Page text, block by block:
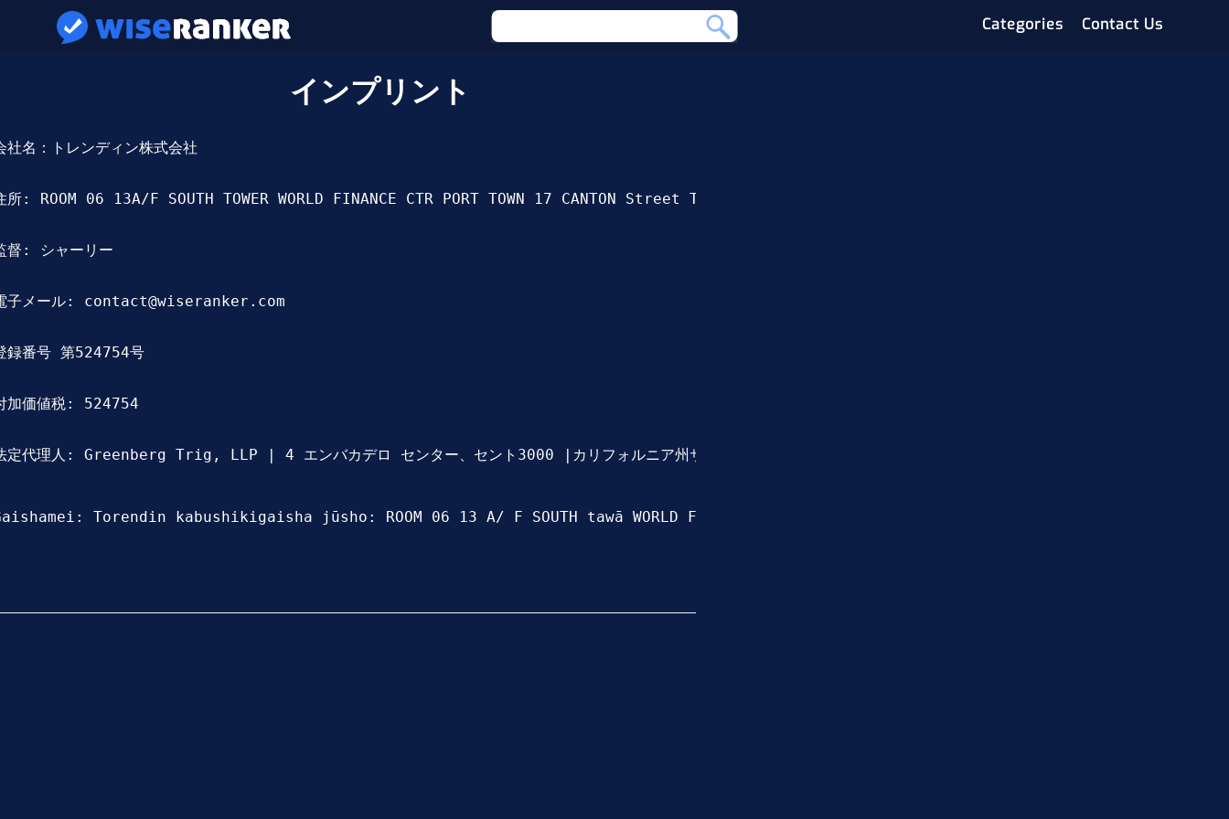
Categories Contact Us
インプリント
社名：トレンディン株式会社
所: ROOM 06 13A/F SOUTH TOWER WORLD FINANCE CTR PORT TOWN 17 CANTON Street TST KL KL HK
督: シャーリー
子メール: contact@wiseranker.com
録番号 第524754号
加価値税: 524754
定代理人: Greenberg Trig, LLP | 4 エンバカデロ センター、セント3000 |カリフォルニア州サンフランシスコ 94111-5983
Torendin kabushikigaisha jūsho: ROOM 06 13 A/ F SOUTH tawā WORLD FINANCE CTR PORT taun 17 kyanton Street TST KL